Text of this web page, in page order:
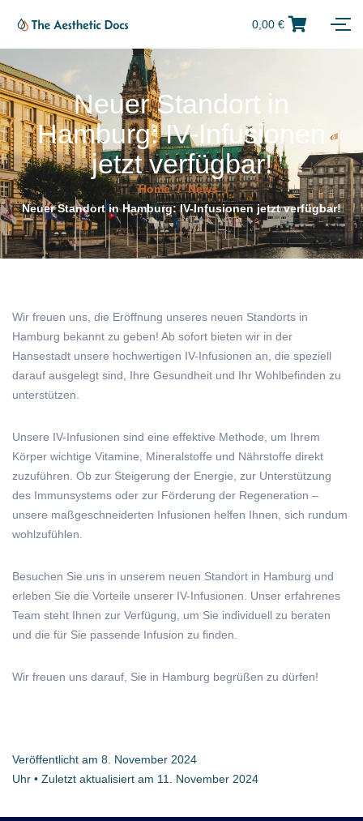
0,00 €
Neuer Standort in
Hamburg: IV-Infusionen
jetzt verfügbar!
Home / News /
Neuer Standort in Hamburg: IV-Infusionen jetzt verfügbar!
Wir freuen uns, die Eröffnung unseres neuen Standorts in
Hamburg bekannt zu geben! Ab sofort bieten wir in der
Hansestadt unsere hochwertigen IV-Infusionen an, die speziell
darauf ausgelegt sind, Ihre Gesundheit und Ihr Wohlbefinden zu
unterstützen.
Unsere IV-Infusionen sind eine effektive Methode, um Ihrem
Körper wichtige Vitamine, Mineralstoffe und Nährstoffe direkt
zuzuführen. Ob zur Steigerung der Energie, zur Unterstützung
des Immunsystems oder zur Förderung der Regeneration –
unsere maßgeschneiderten Infusionen helfen Ihnen, sich rundum
wohlzufühlen.
Besuchen Sie uns in unserem neuen Standort in Hamburg und
erleben Sie die Vorteile unserer IV-Infusionen. Unser erfahrenes
Team steht Ihnen zur Verfügung, um Sie individuell zu beraten
und die für Sie passende Infusion zu finden.
Wir freuen uns darauf, Sie in Hamburg begrüßen zu dürfen!
Veröffentlicht am 8. November 2024
Uhr • Zuletzt aktualisiert am 11. November 2024